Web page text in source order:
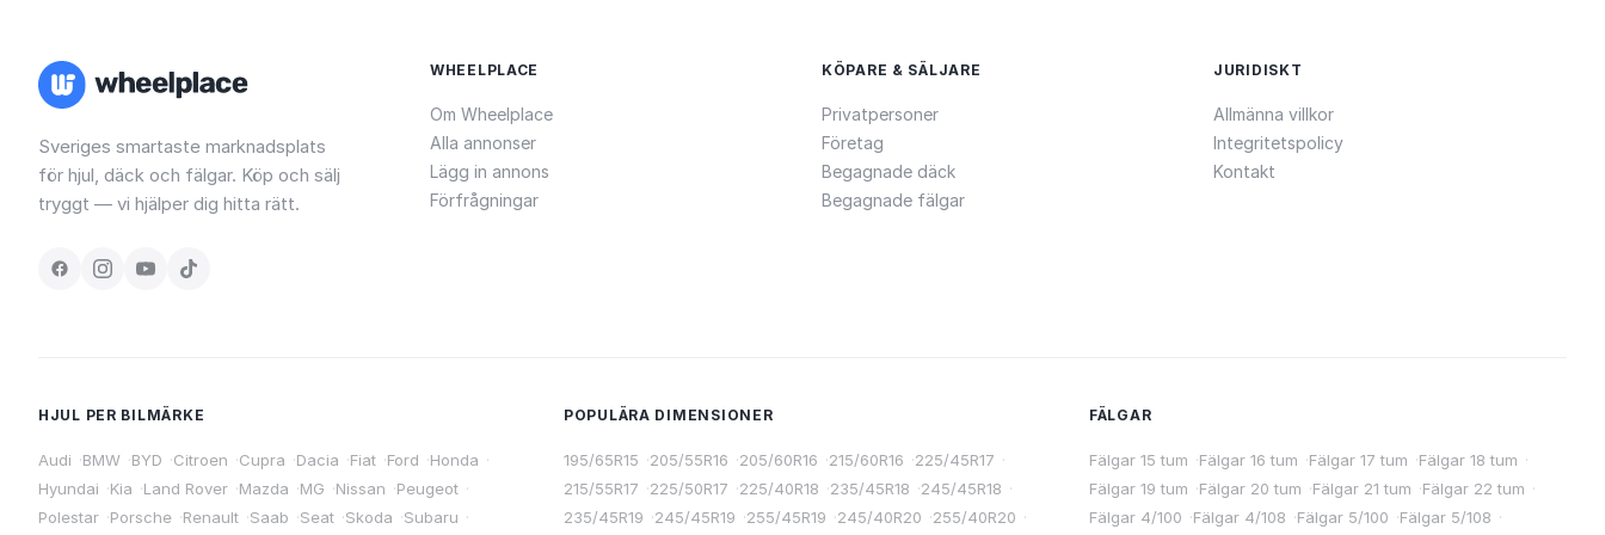
Sveriges smartaste marknadsplats
för hjul, däck och fälgar. Köp och sälj
tryggt — vi hjälper dig hitta rätt.
WHEELPLACE
Om Wheelplace
Alla annonser
Lägg in annons
Förfrågningar
KÖPARE & SÄLJARE
Privatpersoner
Företag
Begagnade däck
Begagnade fälgar
JURIDISKT
Allmänna villkor
Integritetspolicy
Kontakt
HJUL PER BILMÄRKE
Audi ·BMW ·BYD ·Citroen ·Cupra ·Dacia ·Fiat ·Ford ·Honda ·
Hyundai ·Kia ·Land Rover ·Mazda ·MG ·Nissan ·Peugeot ·
Polestar ·Porsche ·Renault ·Saab ·Seat ·Skoda ·Subaru ·
POPULÄRA DIMENSIONER
195/65R15 ·205/55R16 ·205/60R16 ·215/60R16 ·225/45R17 ·
215/55R17 ·225/50R17 ·225/40R18 ·235/45R18 ·245/45R18 ·
235/45R19 ·245/45R19 ·255/45R19 ·245/40R20 ·255/40R20 ·
FÄLGAR
Fälgar 15 tum ·Fälgar 16 tum ·Fälgar 17 tum ·Fälgar 18 tum ·
Fälgar 19 tum ·Fälgar 20 tum ·Fälgar 21 tum ·Fälgar 22 tum ·
Fälgar 4/100 ·Fälgar 4/108 ·Fälgar 5/100 ·Fälgar 5/108 ·